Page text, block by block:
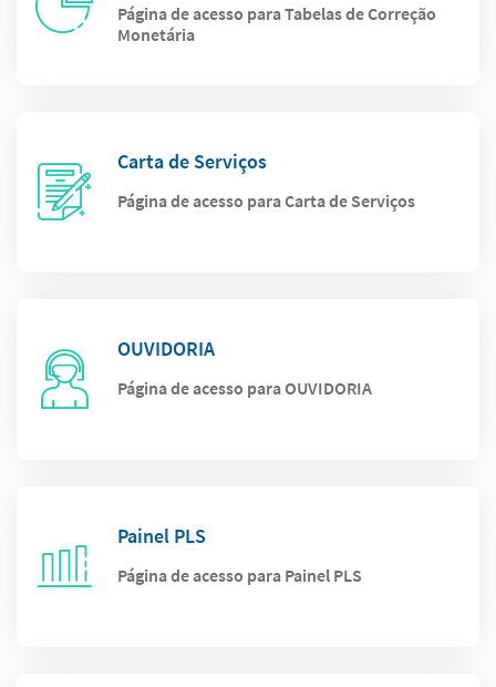
Página de acesso para Tabelas de Correção
Monetária
Carta de Serviços
Página de acesso para Carta de Serviços
OUVIDORIA
Página de acesso para OUVIDORIA
Painel PLS
Página de acesso para Painel PLS